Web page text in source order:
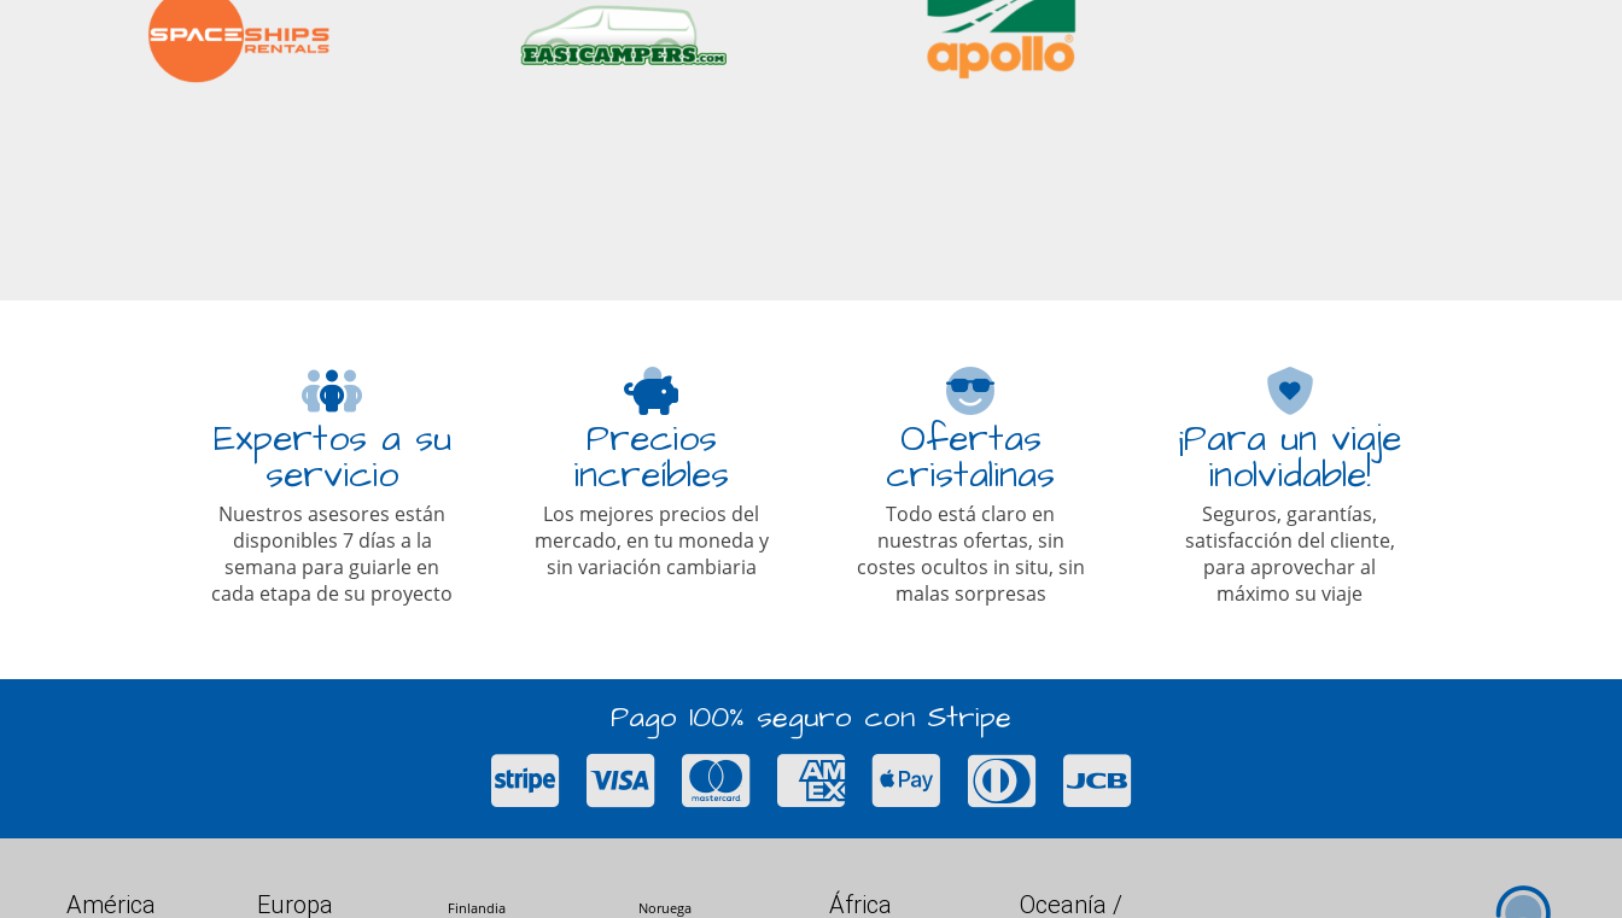
Expertos a su
servicio
Nuestros asesores están
disponibles 7 días a la
semana para guiarle en
cada etapa de su proyecto
Precios
increíbles
Los mejores precios del
mercado, en tu moneda y
sin variación cambiaria
Ofertas
cristalinas
Todo está claro en
nuestras ofertas, sin
costes ocultos in situ, sin
malas sorpresas
¡Para un viaje
inolvidable!
Seguros, garantías,
satisfacción del cliente,
para aprovechar al
máximo su viaje
Pago 100% seguro con Stripe
América Europa
Finlandia
Noruega
África Oceanía /